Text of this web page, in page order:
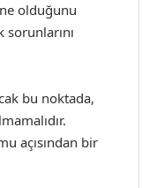
olduğunu
bu noktada,
açısından bir